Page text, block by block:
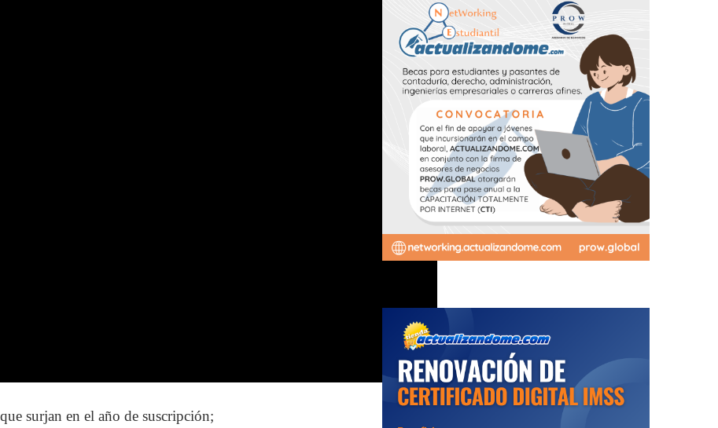
surjan en el año de suscripción;